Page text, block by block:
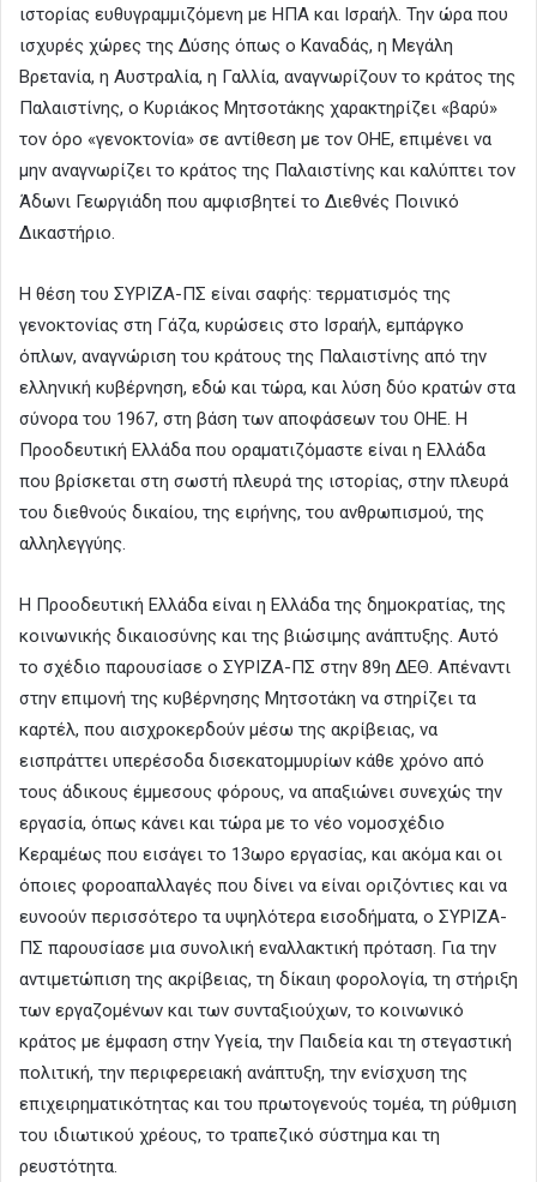
ιστορίας ευθυγραμμιζόμενη με ΗΠΑ και Ισραήλ. Την ώρα που
ισχυρές χώρες της Δύσης όπως ο Καναδάς, η Μεγάλη
Βρετανία, η Αυστραλία, η Γαλλία, αναγνωρίζουν το κράτος της
Παλαιστίνης, ο Κυριάκος Μητσοτάκης χαρακτηρίζει «βαρύ»
τον όρο «γενοκτονία» σε αντίθεση με τον ΟΗΕ, επιμένει να
μην αναγνωρίζει το κράτος της Παλαιστίνης και καλύπτει τον
Άδωνι Γεωργιάδη που αμφισβητεί το Διεθνές Ποινικό
Δικαστήριο.
Η θέση του ΣΥΡΙΖΑ-ΠΣ είναι σαφής: τερματισμός της
γενοκτονίας στη Γάζα, κυρώσεις στο Ισραήλ, εμπάργκο
όπλων, αναγνώριση του κράτους της Παλαιστίνης από την
ελληνική κυβέρνηση, εδώ και τώρα, και λύση δύο κρατών στα
σύνορα του 1967, στη βάση των αποφάσεων του ΟΗΕ. Η
Προοδευτική Ελλάδα που οραματιζόμαστε είναι η Ελλάδα
που βρίσκεται στη σωστή πλευρά της ιστορίας, στην πλευρά
του διεθνούς δικαίου, της ειρήνης, του ανθρωπισμού, της
αλληλεγγύης.
Η Προοδευτική Ελλάδα είναι η Ελλάδα της δημοκρατίας, της
κοινωνικής δικαιοσύνης και της βιώσιμης ανάπτυξης. Αυτό
το σχέδιο παρουσίασε ο ΣΥΡΙΖΑ-ΠΣ στην 89η ΔΕΘ. Απέναντι
στην επιμονή της κυβέρνησης Μητσοτάκη να στηρίζει τα
καρτέλ, που αισχροκερδούν μέσω της ακρίβειας, να
εισπράττει υπερέσοδα δισεκατομμυρίων κάθε χρόνο από
τους άδικους έμμεσους φόρους, να απαξιώνει συνεχώς την
εργασία, όπως κάνει και τώρα με το νέο νομοσχέδιο
Κεραμέως που εισάγει το 13ωρο εργασίας, και ακόμα και οι
όποιες φοροαπαλλαγές που δίνει να είναι οριζόντιες και να
ευνοούν περισσότερο τα υψηλότερα εισοδήματα, ο ΣΥΡΙΖΑ-
ΠΣ παρουσίασε μια συνολική εναλλακτική πρόταση. Για την
αντιμετώπιση της ακρίβειας, τη δίκαιη φορολογία, τη στήριξη
των εργαζομένων και των συνταξιούχων, το κοινωνικό
κράτος με έμφαση στην Υγεία, την Παιδεία και τη στεγαστική
πολιτική, την περιφερειακή ανάπτυξη, την ενίσχυση της
επιχειρηματικότητας και του πρωτογενούς τομέα, τη ρύθμιση
του ιδιωτικού χρέους, το τραπεζικό σύστημα και τη
ρευστότητα.